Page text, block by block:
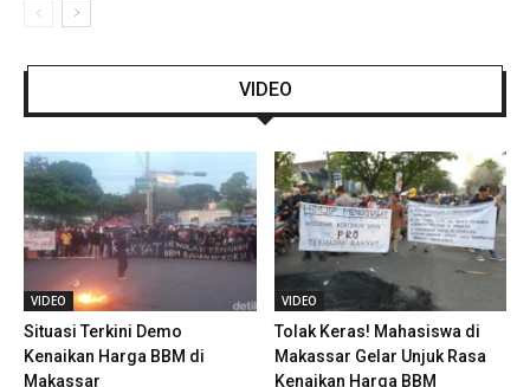
VIDEO
VIDEO
Situasi Terkini Demo
Kenaikan Harga BBM di
Makassar
VIDEO
Tolak Keras! Mahasiswa di
Makassar Gelar Unjuk Rasa
Kenaikan Harga BBM